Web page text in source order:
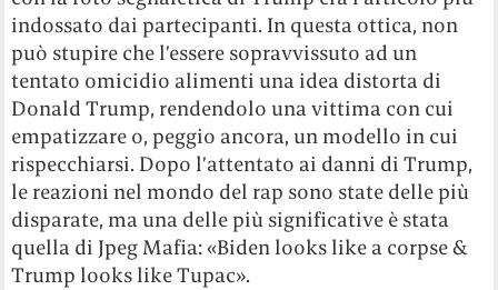
indossato dai partecipanti. In questa ottica, non
può stupire che l’essere sopravvissuto ad un
tentato omicidio alimenti una idea distorta di
Donald Trump, rendendolo una vittima con cui
empatizzare o, peggio ancora, un modello in cui
rispecchiarsi. Dopo l’attentato ai danni di Trump,
le reazioni nel mondo del rap sono state delle più
disparate, ma una delle più significative è stata
quella di Jpeg Mafia: «Biden looks like a corpse &
Trump looks like Tupac».